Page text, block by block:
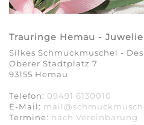
Trauringe Hemau -
Silkes Schmuckmuschel -
Oberer Stadtplatz 7
93155 Hemau
Telefon: 09491 6130010
E-Mail:
Termine: nach Vereinbarung​​​​​​​